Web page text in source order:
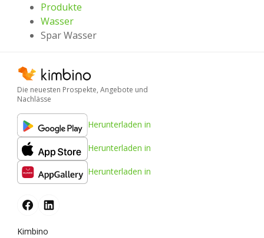
Produkte
Wasser
Spar Wasser
Die neuesten Prospekte, Angebote und
Nachlässe
Herunterladen in
Herunterladen in
Herunterladen in
Kimbino